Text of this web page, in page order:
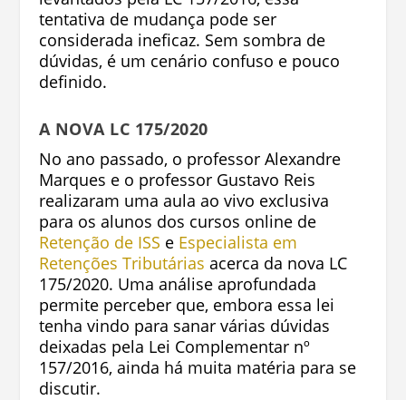
tentativa de mudança pode ser
considerada ineficaz. Sem sombra de
dúvidas, é um cenário confuso e pouco
definido.
A NOVA LC 175/2020
No ano passado, o professor Alexandre
Marques e o professor Gustavo Reis
realizaram uma aula ao vivo exclusiva
para os alunos dos cursos online de
Retenção de ISS e Especialista em
Retenções Tributárias acerca da nova LC
175/2020. Uma análise aprofundada
permite perceber que, embora essa lei
tenha vindo para sanar várias dúvidas
deixadas pela Lei Complementar nº
157/2016, ainda há muita matéria para se
discutir.